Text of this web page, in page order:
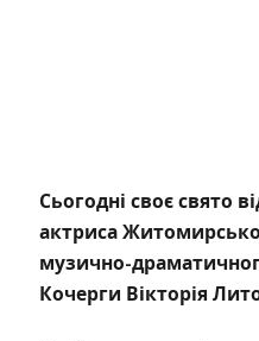
Сьогодні своє свято
актриса
музично-
Кочерги Вікторія